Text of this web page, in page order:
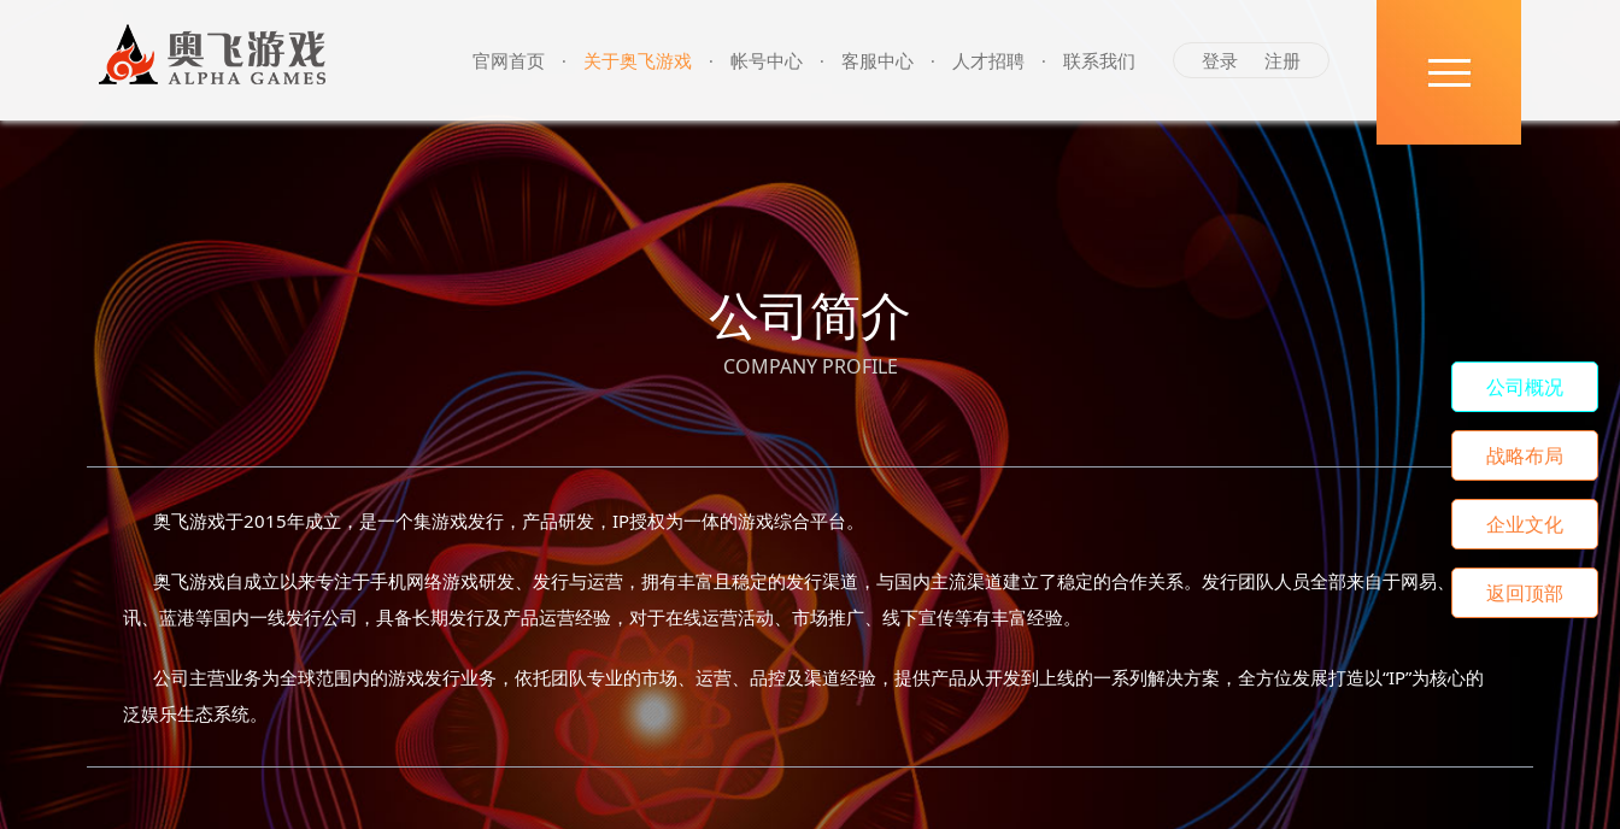
官网首页 · 关于奥飞游戏 · 帐号中心 · 客服中心 · 人才招聘 · 联系我们 登录 注册
公司简介
COMPANY PROFILE
奥飞游戏于2015年成立，是一个集游戏发行，产品研发，IP授权为一体的游戏综合平台。
奥飞游戏自成立以来专注于手机网络游戏研发、发行与运营，拥有丰富且稳定的发行渠道，与国内主流渠道建立了稳定的合作关系。发行团队人员全部来自于网易、腾
讯、蓝港等国内一线发行公司，具备长期发行及产品运营经验，对于在线运营活动、市场推广、线下宣传等有丰富经验。
公司主营业务为全球范围内的游戏发行业务，依托团队专业的市场、运营、品控及渠道经验，提供产品从开发到上线的一系列解决方案，全方位发展打造以“IP”为核心的
泛娱乐生态系统。
公司概况
战略布局
企业文化
返回顶部